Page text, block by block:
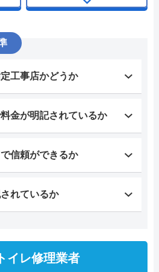
工事店かどうか
金が明記されているか
信頼ができるか
れているか
イレ修理業者